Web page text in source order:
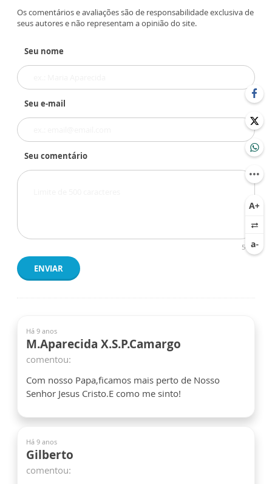
Os comentários e avaliações são de responsabilidade exclusiva de
seus autores e não representam a opinião do site.
Seu nome
Seu e-mail
Seu comentário
500
ENVIAR
Há 9 anos
M.Aparecida X.S.P.Camargo
comentou:
Com nosso Papa,ficamos mais perto de Nosso
Senhor Jesus Cristo.E como me sinto!
Há 9 anos
Gilberto
comentou: